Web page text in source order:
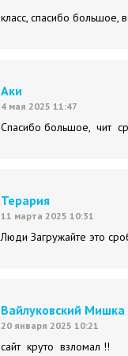
класс, спасибо большое,
Аки
4 мая 2025 11:47
Спасибо большое, чит
Терария
11 марта 2025 10:31
Люди Загружайте это
Вайлуковский Мишка
20 января 2025 10:21
сайт круто взломал !!